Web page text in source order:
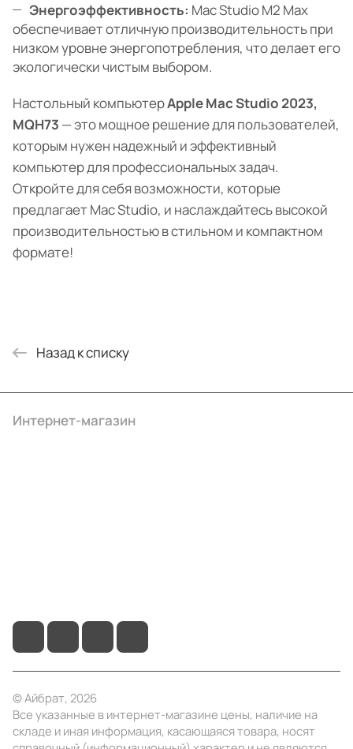
Энергоэффективность: Mac Studio M2 Max
обеспечивает отличную производительность при
низком уровне энергопотребления, что делает его
экологически чистым выбором.
Настольный компьютерApple Mac Studio 2023,
MQH73 — это мощное решение для пользователей,
которым нужен надежный и эффективный
компьютер для профессиональных задач.
Откройте для себя возможности, которые
предлагает Mac Studio, и наслаждайтесь высокой
производительностью в стильном и компактном
формате!
Назад к списку
Интернет-магазин
© Айбрат, 2026
Все указанные в интернет-магазине цены, наличие на
складе и иная информация, касающаяся товара, носят